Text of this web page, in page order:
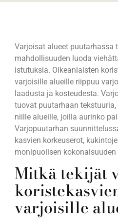
Varjoisat alueet puutarhassa
mahdollisuuden luoda
istutuksia. Oikeanlaisten
varjoisille alueille riippuu
laadusta ja kosteudesta.
tuovat puutarhaan
niille alueille, joilla aurinko
Varjopuutarhan
kasvien korkeuserot,
monipuolisen
Mitkä tekijät
varjoisille